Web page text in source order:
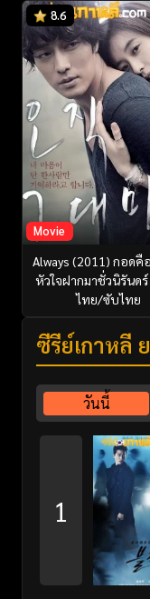
8.6
Movie
Always (2011) กอด
หัวใจฝากมาชั่วนิรันด
ไทย/ซับไทย
ซีรี่ย์เกาหลี
วันนี้
1